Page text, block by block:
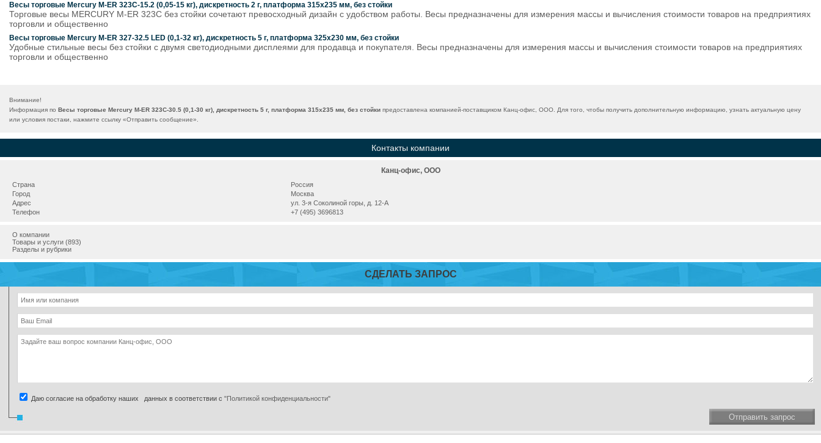
Весы торговые Mercury M-ER 323C-15.2 (0,05-15 кг), дискретность 2 г, платформа 315х235 мм, без стойки
Торговые весы MERCURY M-ER 323C без стойки сочетают превосходный дизайн с удобством работы. Весы предназначены для измерения массы и вычисления стоимости товаров на предприятиях
торговли и общественно
Весы торговые Mercury M-ER 327-32.5 LED (0,1-32 кг), дискретность 5 г, платформа 325x230 мм, без стойки
Удобные стильные весы без стойки с двумя светодиодными дисплеями для продавца и покупателя. Весы предназначены для измерения массы и вычисления стоимости товаров на предприятиях
торговли и общественно
Внимание!
Информация по Весы торговые Mercury M-ER 323C-30.5 (0,1-30 кг), дискретность 5 г, платформа 315х235 мм, без стойки предоставлена компанией-поставщиком Канц-офис, ООО. Для того, чтобы получить дополнительную информацию, узнать актуальную цену
или условия постаки, нажмите ссылку «Отправить сообщение».
Контакты компании
Канц-офис, ООО
Страна
Россия
Город
Москва
Адрес
ул. 3-я Соколиной горы, д. 12-А
Телефон
+7 (495) 3696813
О компании
Товары и услуги (893)
Разделы и рубрики
СДЕЛАТЬ ЗАПРОС
Даю согласие на обработку наших данных в соответствии с "Политикой конфиденциальности"
Отправить запрос